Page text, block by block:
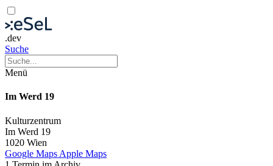
.dev
Suche
Menü
Im Werd 19
Kulturzentrum
Im Werd 19
1020 Wien
Google Maps Apple Maps